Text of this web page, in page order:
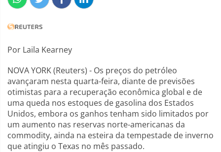
Por Laila Kearney
NOVA YORK (Reuters) - Os preços do petróleo
avançaram nesta quarta-feira, diante de previsões
otimistas para a recuperação econômica global e de
uma queda nos estoques de gasolina dos Estados
Unidos, embora os ganhos tenham sido limitados por
um aumento nas reservas norte-americanas da
commodity, ainda na esteira da tempestade de inverno
que atingiu o Texas no mês passado.